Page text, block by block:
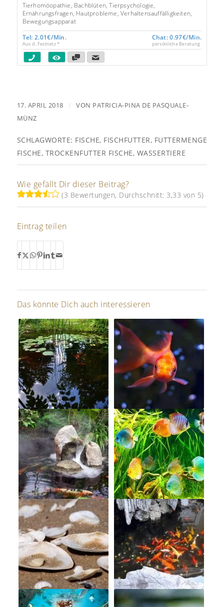
Tierhomöopathie, Bachblüten, Tierpsychologie,
Ernährungsfragen, Hautprobleme, Verhaltensauffälligkeiten,
Bewegungsapparat
Tel: 2.01€/Min.
Aus d. Festnetz *
Chat: 0.97€/Min.
persönliche Beratung
17. APRIL 2018 / VON PATRICIA-PINA DE PASQUALE-
MÜNZ
SCHLAGWORTE: FISCHE, FISCHFUTTER, FUTTERMENGE
FISCHE, TROCKENFUTTER FISCHE, WASSERTIERE
Wie gefällt Dir dieser Beitrag?
(3 Bewertungen, Durchschnitt: 3,33 von 5)
Eintrag teilen
Das könnte Dich auch interessieren